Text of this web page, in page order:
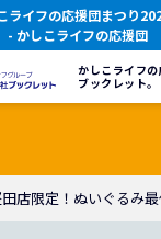
ライフの応援団まつり
- かしこライフの応援団
かしこライフの
ブックレット。
店限定！ぬいぐるみ